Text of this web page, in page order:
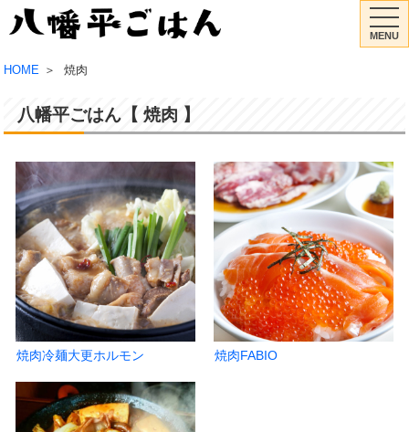
MENU
HOME 焼肉
八幡平ごはん 焼肉
焼肉冷麺大更ホルモン 焼肉FABIO